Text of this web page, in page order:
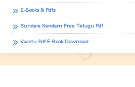
E-Books & Pdfs
Sundara Kandam Free Telugu Pdf
Vaastu Pdf-E-Book Download